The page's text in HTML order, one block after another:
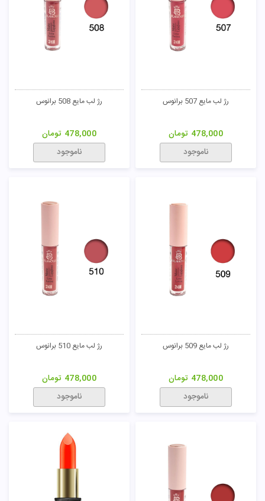
رژ لب مایع 507 برانوس
478,000 تومان
ناموجود
رژ لب مایع 508 برانوس
478,000 تومان
ناموجود
رژ لب مایع 509 برانوس
478,000 تومان
ناموجود
رژ لب مایع 510 برانوس
478,000 تومان
ناموجود